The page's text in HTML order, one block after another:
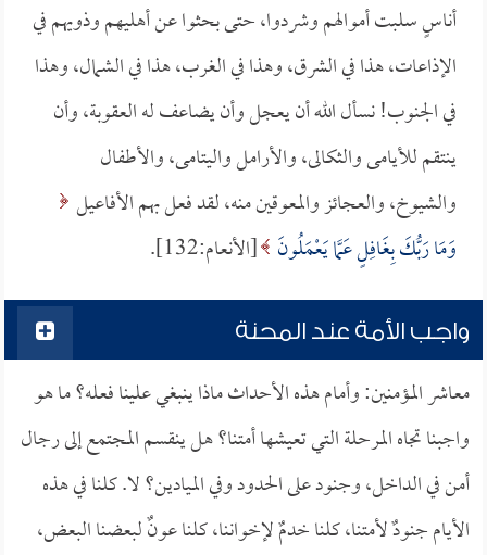
أناسٍ سلبت أموالهم وشردوا، حتى بحثوا عن أهليهم وذويهم في
الإذاعات، هذا في الشرق، وهذا في الغرب، هذا في الشمال، وهذا
في الجنوب! نسأل الله أن يعجل وأن يضاعف له العقوبة، وأن
ينتقم للأيامى والثكالى، والأرامل واليتامى، والأطفال
والشيوخ، والعجائز والمعوقين منه، لقد فعل بهم الأفاعيل
وَمَا رَبُّكَ بِغَافِلٍ عَمَّا يَعْمَلُونَ [الأنعام:132].
واجب الأمة عند المحنة
معاشر المؤمنين: وأمام هذه الأحداث ماذا ينبغي علينا فعله؟ ما هو
واجبنا تجاه المرحلة التي تعيشها أمتنا؟ هل ينقسم المجتمع إلى رجال
أمن في الداخل، وجنود على الحدود وفي الميادين؟ لا. كلنا في هذه
الأيام جنودٌ لأمتنا، كلنا خدمٌ لإخواننا، كلنا عونٌ لبعضنا البعض،